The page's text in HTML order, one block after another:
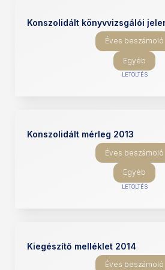
Konszolidált könyvvizsgálói
Éves beszámoló
Egyéb
LETÖLTÉS
Konszolidált mérleg 2013
Éves beszámoló
Egyéb
LETÖLTÉS
Kiegészítő melléklet 2014
Éves beszámoló